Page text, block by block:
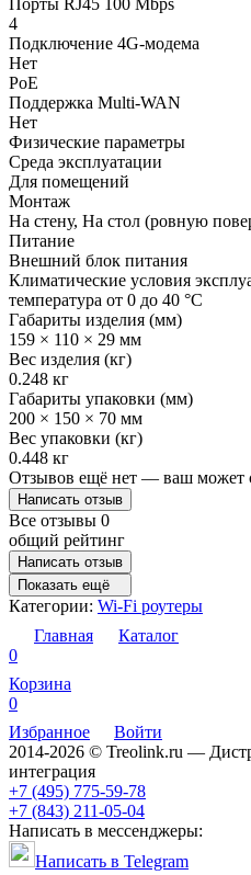
4
Подключение 4G-модема
Нет
PoE
Поддержка Multi-WAN
Нет
Физические параметры
Среда эксплуатации
Для помещений
Монтаж
На стену, На стол (ровную
Питание
Внешний блок питания
Климатические условия
температура от 0 до 40 °C
Габариты изделия (мм)
159 × 110 × 29 мм
Вес изделия (кг)
0.248 кг
Габариты упаковки (мм)
200 × 150 × 70 мм
Вес упаковки (кг)
0.448 кг
Отзывов ещё нет — ваш может
Написать отзыв
Все отзывы 0
общий рейтинг
Написать отзыв
Показать ещё
Категории: Wi-Fi роутеры
Главная
Каталог
0
Корзина
0
Избранное
Войти
2014-2026 © Treolink.ru —
интеграция
+7 (495) 775-59-78
+7 (843) 211-05-04
Написать в мессенджеры:
Написать в Telegram